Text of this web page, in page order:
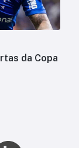
da Copa